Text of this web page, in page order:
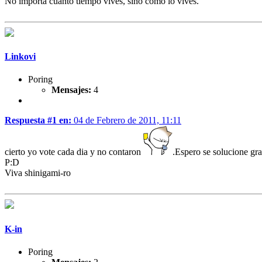
Linkovi
Poring
Mensajes: 4
Respuesta #1 en: 04 de Febrero de 2011, 11:11
cierto yo vote cada dia y no contaron
.Espero se solucione
P:D
Viva shinigami-ro
K-in
Poring